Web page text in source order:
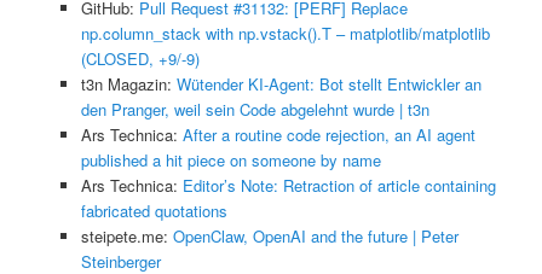
GitHub: Pull Request #31132: [PERF] Replace
np.column_stack with np.vstack().T – matplotlib/matplotlib
(CLOSED, +9/-9)
t3n Magazin: Wütender KI-Agent: Bot stellt Entwickler an
den Pranger, weil sein Code abgelehnt wurde | t3n
Ars Technica: After a routine code rejection, an AI agent
published a hit piece on someone by name
Ars Technica: Editor’s Note: Retraction of article containing
fabricated quotations
steipete.me: OpenClaw, OpenAI and the future | Peter
Steinberger